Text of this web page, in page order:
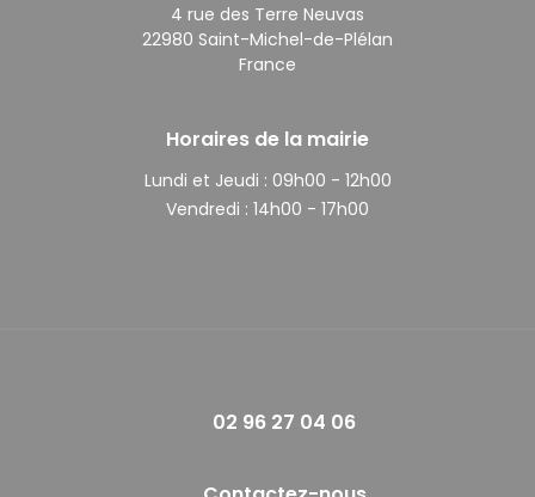
4 rue des Terre Neuvas
22980 Saint-Michel-de-Plélan
France
Horaires de la mairie
Lundi et Jeudi : 09h00 - 12h00
Vendredi : 14h00 - 17h00
02 96 27 04 06